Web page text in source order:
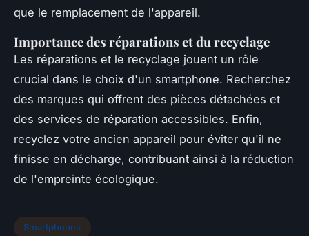
que le remplacement de l'appareil.
Importance des réparations et du recyclage
Les réparations et le recyclage jouent un rôle
crucial dans le choix d'un smartphone. Recherchez
des marques qui offrent des pièces détachées et
des services de réparation accessibles. Enfin,
recyclez votre ancien appareil pour éviter qu'il ne
finisse en décharge, contribuant ainsi à la réduction
de l'empreinte écologique.
Smartphones